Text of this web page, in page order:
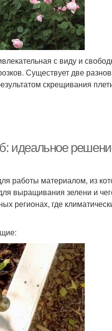
с виду и
Существует две
скрещивания
идеальное
работы материалом, из
выращивания зелени и
регионах, где